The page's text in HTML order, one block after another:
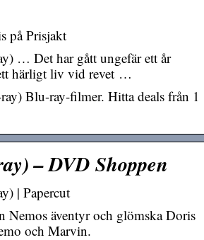
på Prisjakt
… Det har gått ungefär ett år
härligt liv vid revet …
Blu-ray-filmer. Hitta deals från 1
– DVD Shoppen
| Papercut
Nemos äventyr och glömska Doris
och Marvin.